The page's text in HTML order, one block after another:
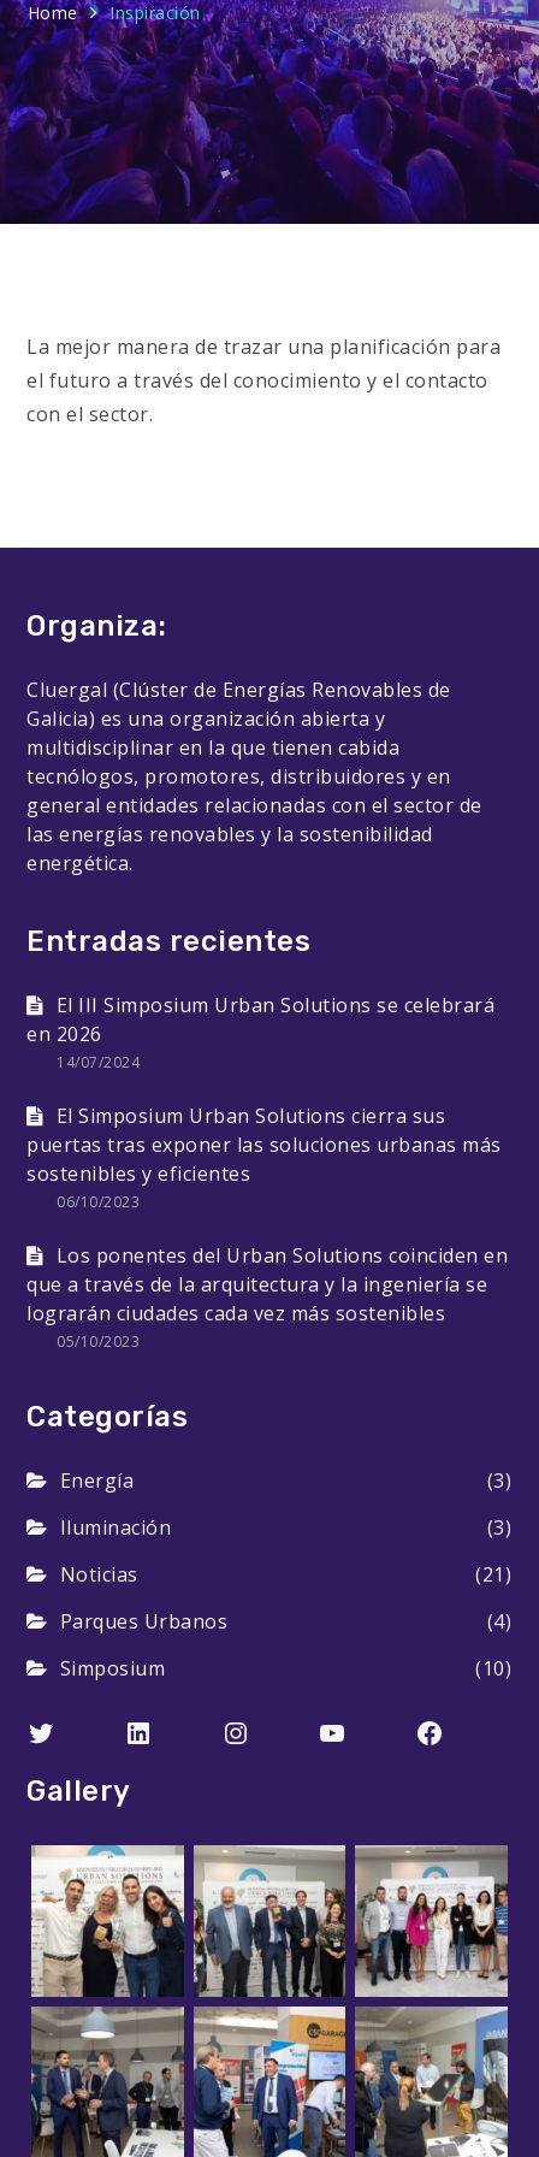
Home Inspiración
La mejor manera de trazar una planificación para
el futuro a través del conocimiento y el contacto
con el sector.
Organiza:
Cluergal (Clúster de Energías Renovables de
Galicia) es una organización abierta y
multidisciplinar en la que tienen cabida
tecnólogos, promotores, distribuidores y en
general entidades relacionadas con el sector de
las energías renovables y la sostenibilidad
energética.
Entradas recientes
El III Simposium Urban Solutions se celebrará
en 2026
14/07/2024
El Simposium Urban Solutions cierra sus
puertas tras exponer las soluciones urbanas más
sostenibles y eficientes
06/10/2023
Los ponentes del Urban Solutions coinciden en
que a través de la arquitectura y la ingeniería se
lograrán ciudades cada vez más sostenibles
05/10/2023
Categorías
Energía
(3)
Iluminación
(3)
Noticias
(21)
Parques Urbanos
(4)
Simposium
(10)
TwitterLinkedInInstagramYouTube
Gallery